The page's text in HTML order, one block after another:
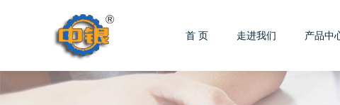
首 页 走进我们 产品中